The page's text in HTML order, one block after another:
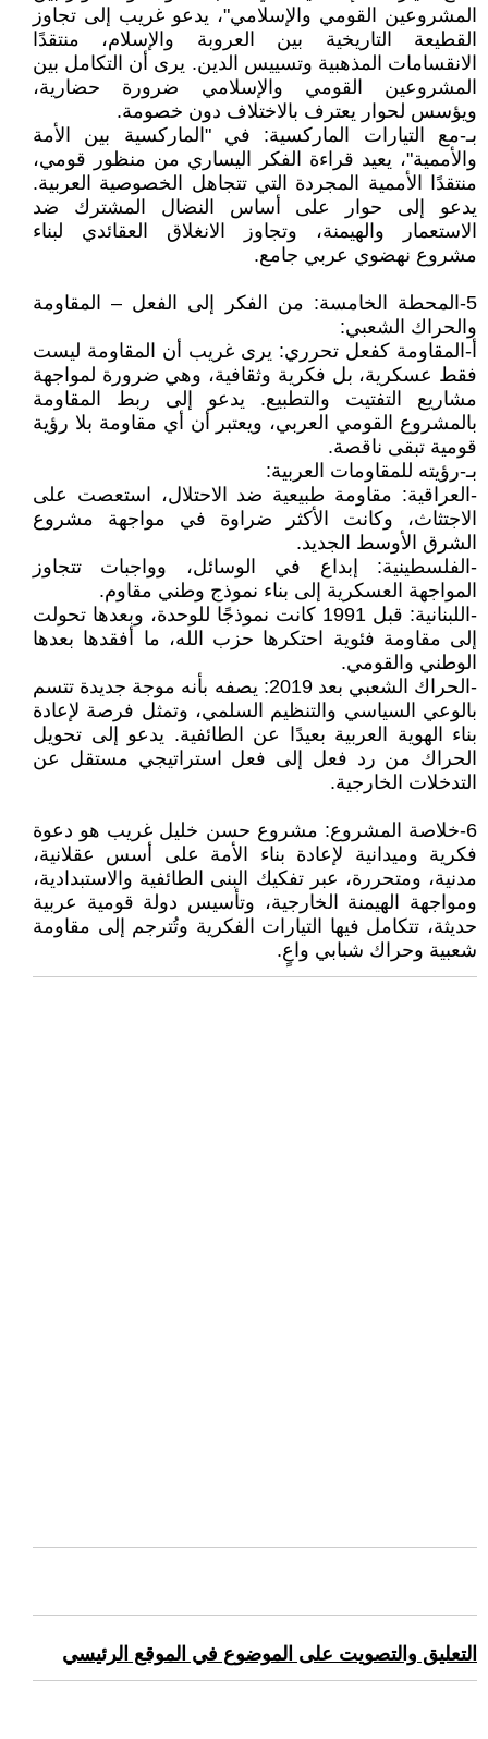
المشروعين القومي والإسلامي"، يدعو غريب إلى تجاوز
القطيعة التاريخية بين العروبة والإسلام، منتقدًا
الانقسامات المذهبية وتسييس الدين. يرى أن التكامل بين
المشروعين القومي والإسلامي ضرورة حضارية،
ويؤسس لحوار يعترف بالاختلاف دون خصومة.
بـ-مع التيارات الماركسية: في "الماركسية بين الأمة
والأممية"، يعيد قراءة الفكر اليساري من منظور قومي،
منتقدًا الأممية المجردة التي تتجاهل الخصوصية العربية.
يدعو إلى حوار على أساس النضال المشترك ضد
الاستعمار والهيمنة، وتجاوز الانغلاق العقائدي لبناء
مشروع نهضوي عربي جامع.
5-المحطة الخامسة: من الفكر إلى الفعل – المقاومة
والحراك الشعبي:
أ-المقاومة كفعل تحرري: يرى غريب أن المقاومة ليست
فقط عسكرية، بل فكرية وثقافية، وهي ضرورة لمواجهة
مشاريع التفتيت والتطبيع. يدعو إلى ربط المقاومة
بالمشروع القومي العربي، ويعتبر أن أي مقاومة بلا رؤية
قومية تبقى ناقصة.
بـ-رؤيته للمقاومات العربية:
-العراقية: مقاومة طبيعية ضد الاحتلال، استعصت على
الاجتثاث، وكانت الأكثر ضراوة في مواجهة مشروع
الشرق الأوسط الجديد.
-الفلسطينية: إبداع في الوسائل، وواجبات تتجاوز
المواجهة العسكرية إلى بناء نموذج وطني مقاوم.
-اللبنانية: قبل 1991 كانت نموذجًا للوحدة، وبعدها تحولت
إلى مقاومة فئوية احتكرها حزب الله، ما أفقدها بعدها
الوطني والقومي.
-الحراك الشعبي بعد 2019: يصفه بأنه موجة جديدة تتسم
بالوعي السياسي والتنظيم السلمي، وتمثل فرصة لإعادة
بناء الهوية العربية بعيدًا عن الطائفية. يدعو إلى تحويل
الحراك من رد فعل إلى فعل استراتيجي مستقل عن
التدخلات الخارجية.
6-خلاصة المشروع: مشروع حسن خليل غريب هو دعوة
فكرية وميدانية لإعادة بناء الأمة على أسس عقلانية،
مدنية، ومتحررة، عبر تفكيك البنى الطائفية والاستبدادية،
ومواجهة الهيمنة الخارجية، وتأسيس دولة قومية عربية
حديثة، تتكامل فيها التيارات الفكرية وتُترجم إلى مقاومة
شعبية وحراك شبابي واعٍ.
التعليق والتصويت على الموضوع في الموقع الرئيسي